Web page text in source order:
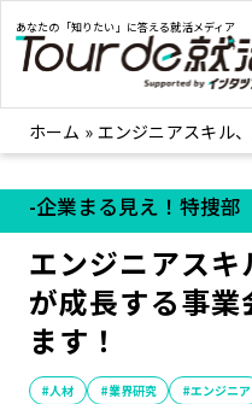
あなたの「知りたい」に答える就活メディア
就活ノウハウ
企業まる見え
みんなが知らない企業
インタツア
インタツアーを使っ
社会人インタ
社会人になった今、就
ホーム » エンジニアスキル
-企業まる見え！特捜部
エンジニアス
が成長する事業
ます！
#人材 #業界研究 #エンジニア